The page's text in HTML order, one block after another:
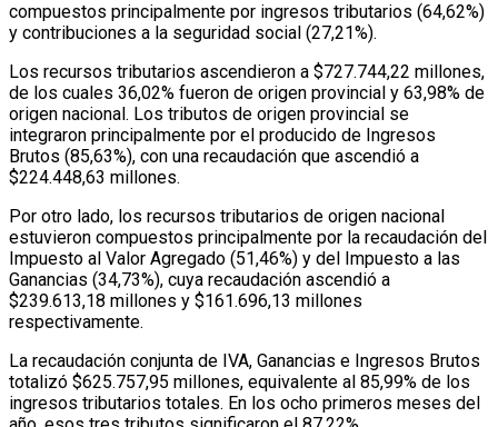
compuestos principalmente por ingresos tributarios (64,62%)
y contribuciones a la seguridad social (27,21%).
Los recursos tributarios ascendieron a $727.744,22 millones,
de los cuales 36,02% fueron de origen provincial y 63,98% de
origen nacional. Los tributos de origen provincial se
integraron principalmente por el producido de Ingresos
Brutos (85,63%), con una recaudación que ascendió a
$224.448,63 millones.
Por otro lado, los recursos tributarios de origen nacional
estuvieron compuestos principalmente por la recaudación del
Impuesto al Valor Agregado (51,46%) y del Impuesto a las
Ganancias (34,73%), cuya recaudación ascendió a
$239.613,18 millones y $161.696,13 millones
respectivamente.
La recaudación conjunta de IVA, Ganancias e Ingresos Brutos
totalizó $625.757,95 millones, equivalente al 85,99% de los
ingresos tributarios totales. En los ocho primeros meses del